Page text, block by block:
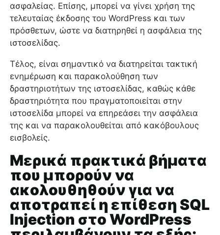
ασφαλείας. Επίσης, μπορεί να γίνει χρήση της
τελευταίας έκδοσης του WordPress και των
πρόσθετων, ώστε να διατηρηθεί η ασφάλεια της
ιστοσελίδας.
Τέλος, είναι σημαντικό να διατηρείται τακτική
ενημέρωση και παρακολούθηση των
δραστηριοτήτων της ιστοσελίδας, καθώς κάθε
δραστηριότητα που πραγματοποιείται στην
ιστοσελίδα μπορεί να επηρεάσει την ασφάλεια
της και να παρακολουθείται από κακόβουλους
εισβολείς.
Μερικά πρακτικά βήματα
που μπορούν να
ακολουθηθούν για να
αποτραπεί η επίθεση SQL
Injection στο WordPress